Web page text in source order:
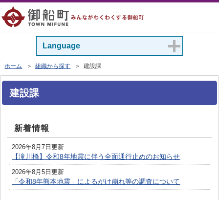
Language
ホーム ＞組織から探す ＞ 建設課
建設課
新着情報
2026年8月7日更新
【滝川橋】令和8年地震に伴う全面通行止めのお知らせ
2026年8月5日更新
「令和8年熊本地震」によるがけ崩れ等の調査について